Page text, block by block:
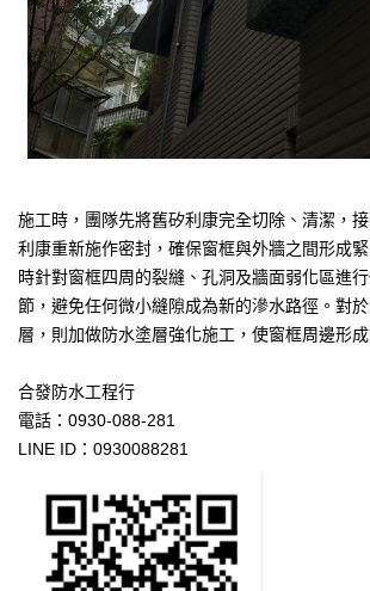
施工時，團隊先將舊矽利康完全切除、清潔，
利康重新施作密封，確保窗框與外牆之間形成
時針對窗框四周的裂縫、孔洞及牆面弱化區進
節，避免任何微小縫隙成為新的滲水路徑。對
層，則加做防水塗層強化施工，使窗框周邊形成
合發防水工程行
電話：0930-088-281
LINE ID：0930088281